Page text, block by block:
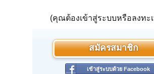
(คุณต้องเข้าสู่ระบบหรือลงทะ
สมัครสมาชิก
เข้าสู่ระบบด้วย Facebook